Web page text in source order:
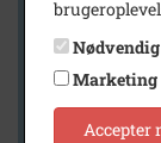
Tårnby Stads-
Nødvendig
Marketing
Accepter